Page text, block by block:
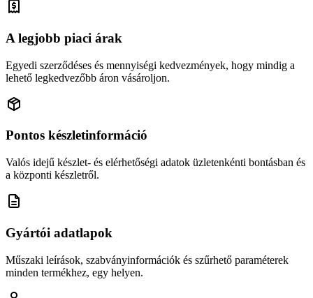
A legjobb piaci árak
Egyedi szerződéses és mennyiségi kedvezmények, hogy mindig a
lehető legkedvezőbb áron vásároljon.
Pontos készletinformáció
Valós idejű készlet- és elérhetőségi adatok üzletenkénti bontásban és
a központi készletről.
Gyártói adatlapok
Műszaki leírások, szabványinformációk és szűrhető paraméterek
minden termékhez, egy helyen.